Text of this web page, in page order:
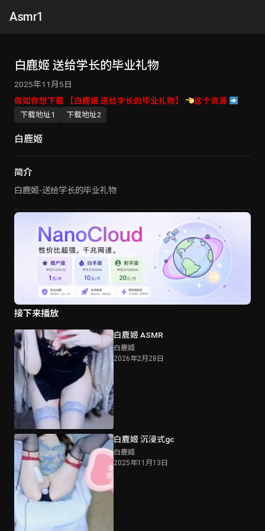
Asmr1
白鹿姬 送给学长的毕业礼物
2025年11月5日
假如你想下载 【白鹿姬 送给学长的毕业礼物】
这个资源
下载地址1 下载地址2
白鹿姬
简介
白鹿姬-送给学长的毕业礼物
接下来播放
白鹿姬 ASMR
白鹿姬
2026年2月28日
白鹿姬 沉浸式gc
白鹿姬
2025年11月13日